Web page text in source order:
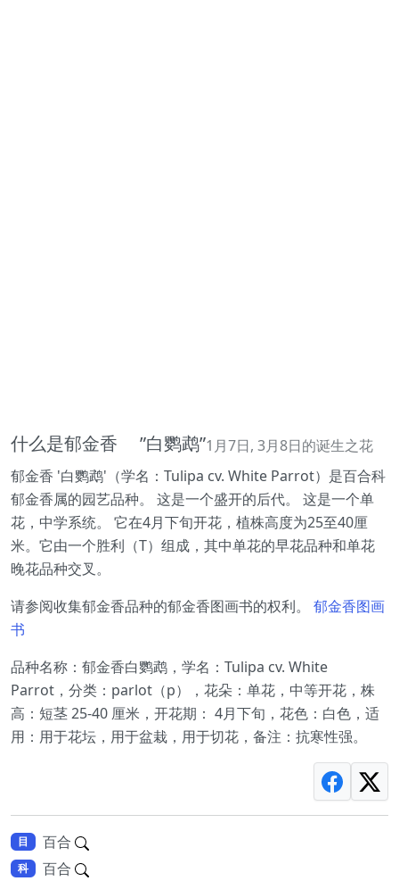
什么是郁金香 ”白鹦鹉”1月7日, 3月8日的诞生之花
郁金香 '白鹦鹉'（学名：Tulipa cv. White Parrot）是百合科
郁金香属的园艺品种。 这是一个盛开的后代。 这是一个单
花，中学系统。 它在4月下旬开花，植株高度为25至40厘
米。它由一个胜利（T）组成，其中单花的早花品种和单花
晚花品种交叉。
请参阅收集郁金香品种的郁金香图画书的权利。 郁金香图画
书
品种名称：郁金香白鹦鹉，学名：Tulipa cv. White
Parrot，分类：parlot（p），花朵：单花，中等开花，株
高：短茎 25-40 厘米，开花期： 4月下旬，花色：白色，适
用：用于花坛，用于盆栽，用于切花，备注：抗寒性强。
目 百合
科 百合